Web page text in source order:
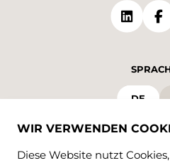
DE
WIR VERWENDEN
Diese Website nutzt